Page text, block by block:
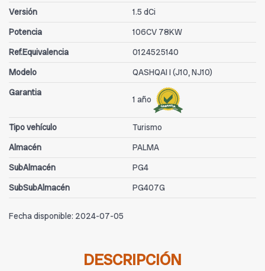
Versión
1.5 dCi
Potencia
106CV 78KW
Ref.Equivalencia
0124525140
Modelo
QASHQAI I (J10, NJ10)
Garantia
1 año
Tipo vehículo
Turismo
Almacén
PALMA
SubAlmacén
PG4
SubSubAlmacén
PG407G
Fecha disponible: 2024-07-05
DESCRIPCIÓN